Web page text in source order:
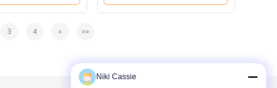
3 4 > >>
Niki Cassie